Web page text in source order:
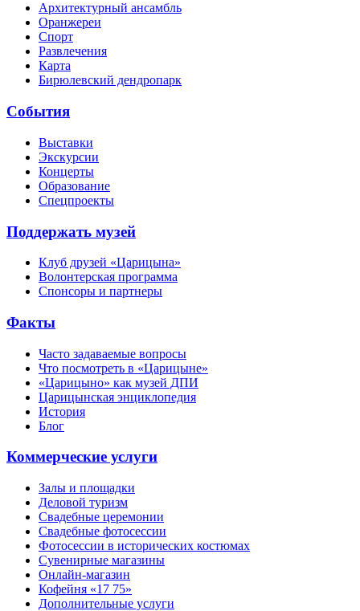
Архитектурный ансамбль
Оранжереи
Спорт
Развлечения
Карта
Бирюлевский дендропарк
События
Выставки
Экскурсии
Концерты
Образование
Спецпроекты
Поддержать музей
Клуб друзей «Царицына»
Волонтерская программа
Спонсоры и партнеры
Факты
Часто задаваемые вопросы
Что посмотреть в «Царицыне»
«Царицыно» как музей ДПИ
Царицынская энциклопедия
История
Блог
Коммерческие услуги
Залы и площадки
Деловой туризм
Свадебные церемонии
Свадебные фотосессии
Фотосессии в исторических костюмах
Сувенирные магазины
Онлайн-магазин
Кофейня «17 75»
Дополнительные услуги